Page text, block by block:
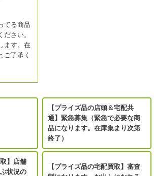
てる商品
さい。
ます。在
ご了承く
【プライズ品の店頭＆宅配共
通】緊急募集（緊急で必要な商
品になります。在庫集まり次第
終了）
】店舗
状況の
【プライズ品の宅配買取】審査